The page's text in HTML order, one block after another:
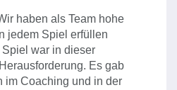
haben als Team hohe
jedem Spiel erfüllen
war in dieser
Es gab
im Coaching und in der